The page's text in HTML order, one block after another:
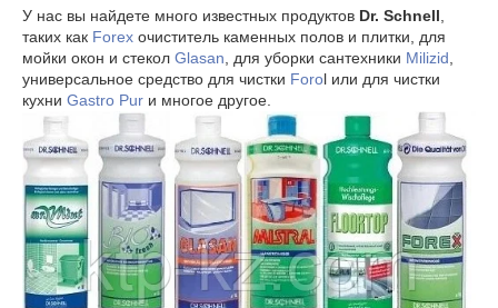
У нас вы найдете много известных продуктов Dr. Schnell
таких как Forex очиститель каменных полов и плитки, для
мойки окон и стекол Glasan , для уборки сантехники Milizid
универсальное средство для чистки Forol или для чистки
кухни Gastro Pur и многое другое.